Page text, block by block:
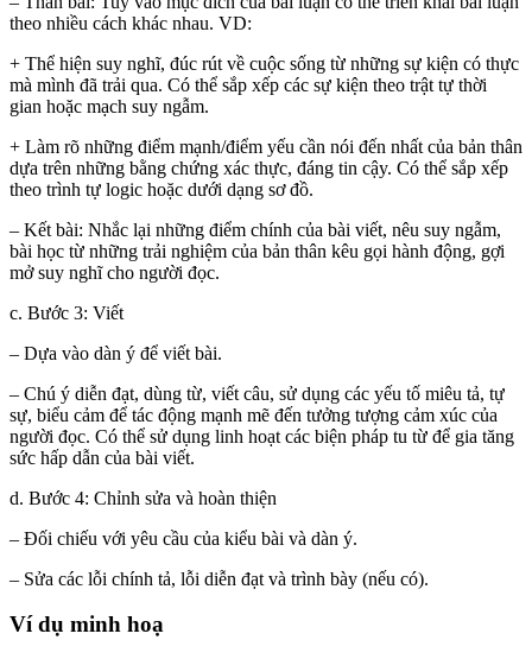
theo nhiều cách khác nhau. VD:
+ Thể hiện suy nghĩ, đúc rút về cuộc sống từ những sự kiện có thực
mà mình đã trải qua. Có thể sắp xếp các sự kiện theo trật tự thời
gian hoặc mạch suy ngẫm.
+ Làm rõ những điểm mạnh/điểm yếu cần nói đến nhất của bản thân
dựa trên những bằng chứng xác thực, đáng tin cậy. Có thể sắp xếp
theo trình tự logic hoặc dưới dạng sơ đồ.
– Kết bài: Nhắc lại những điểm chính của bài viết, nêu suy ngẫm,
bài học từ những trải nghiệm của bản thân kêu gọi hành động, gợi
mở suy nghĩ cho người đọc.
c. Bước 3: Viết
– Dựa vào dàn ý để viết bài.
– Chú ý diễn đạt, dùng từ, viết câu, sử dụng các yếu tố miêu tả, tự
sự, biểu cảm để tác động mạnh mẽ đến tưởng tượng cảm xúc của
người đọc. Có thể sử dụng linh hoạt các biện pháp tu từ để gia tăng
sức hấp dẫn của bài viết.
d. Bước 4: Chỉnh sửa và hoàn thiện
– Đối chiếu với yêu cầu của kiểu bài và dàn ý.
– Sửa các lỗi chính tả, lỗi diễn đạt và trình bày (nếu có).
Ví dụ minh hoạ